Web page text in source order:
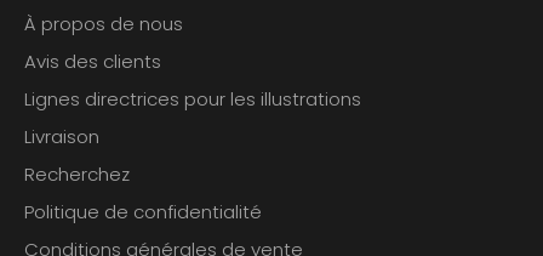
À propos de nous
Avis des clients
Lignes directrices pour les illustrations
Livraison
Recherchez
Politique de confidentialité
Conditions générales de vente